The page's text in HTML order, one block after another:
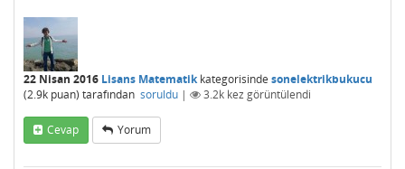
22 Nisan 2016 Lisans Matematikkategorisinde sonelektrikbukucu
(2.9k puan) tarafından soruldu | 3.2k kez görüntülendi
Cevap Yorum